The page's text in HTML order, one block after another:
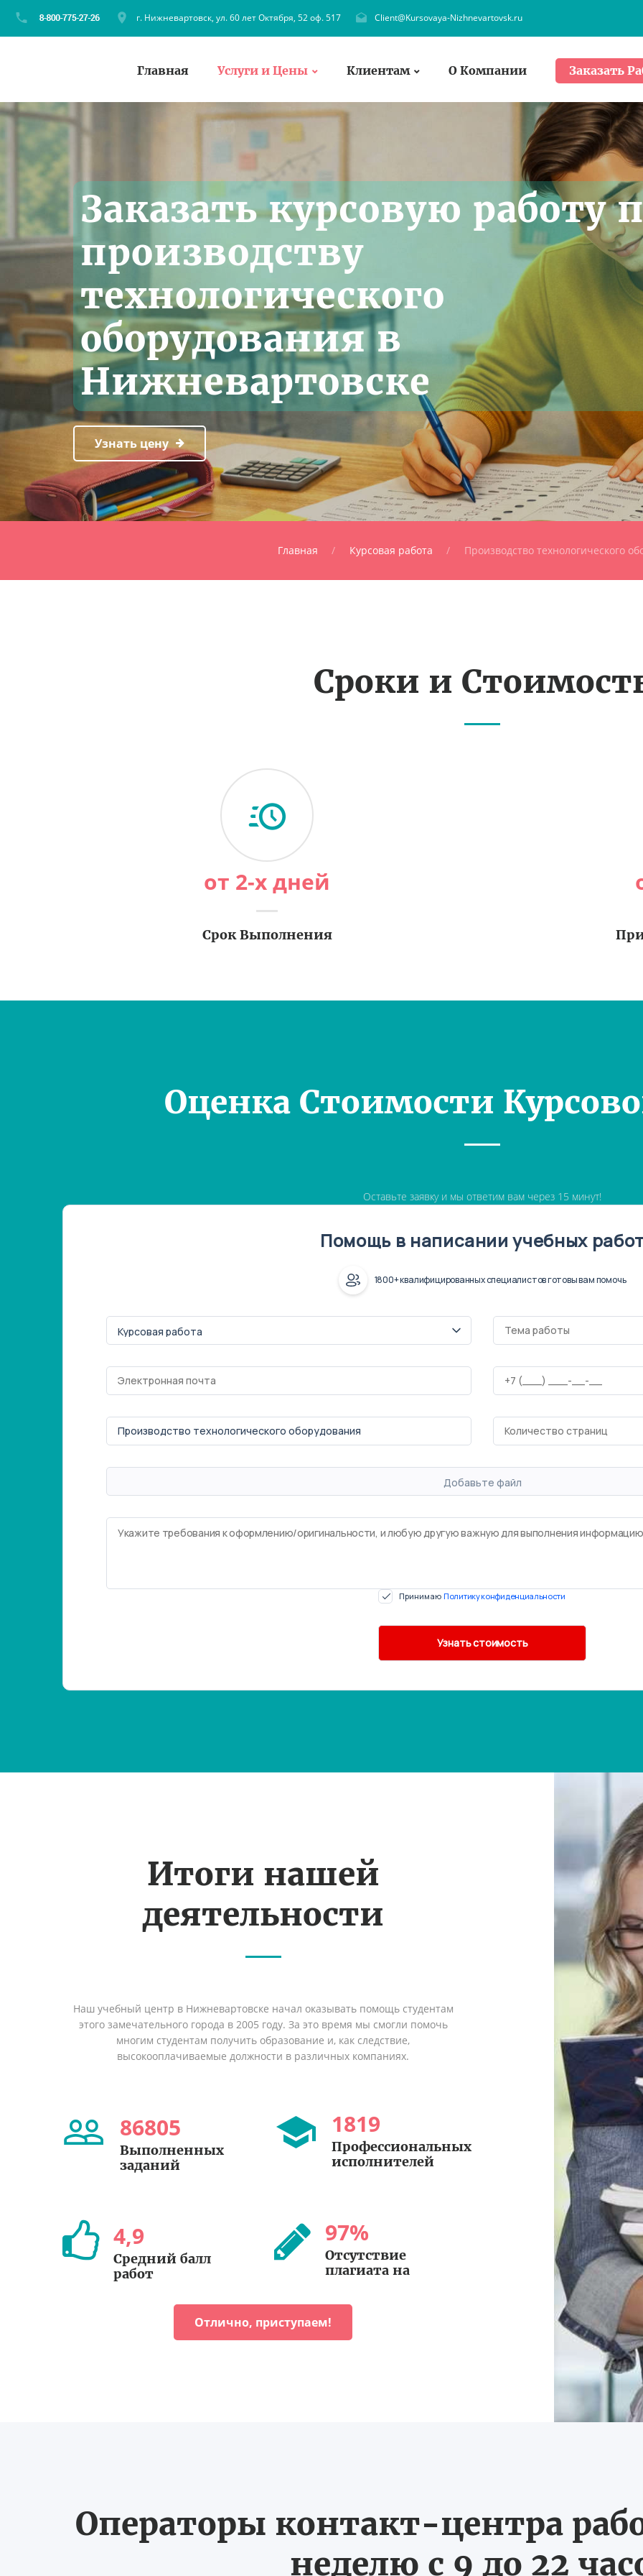
г. Нижневартовск, ул. 60 лет Октября, 52 оф. 517 Client@Kursovaya-Nizhnevartovsk.ru
Главная Услуги и Цены Клиентам О Компании Заказать
Заказать курсовую работу
производству
технологического
оборудования в
Нижневартовске
Узнать цену
Главная Курсовая работа Производство технологического
Сроки и
от 2-х дней
Срок Выполнения
Оценка Стоимости
Оставьте заявку и мы ответим вам через 15 минут!
Помощь в написании учебных
1800+ квалифицированных специалистов готовы вам помочь
Добавьте файл
Принимаю Политику конфиденциальности
Итоги нашей
деятельности
Наш учебный центр в Нижневартовске начал оказывать помощь студентам
этого замечательного города в 2005 году. За это время мы смогли помочь
многим студентам получить образование и, как следствие,
высокооплачиваемые должности в различных компаниях.
86805
Выполненных
заданий
1819
Профессиональных
исполнителей
4,9
Средний балл
работ
97%
Отсутствие
плагиата на
Отлично, приступаем!
Операторы контакт-центра
неделю с 9 до 22